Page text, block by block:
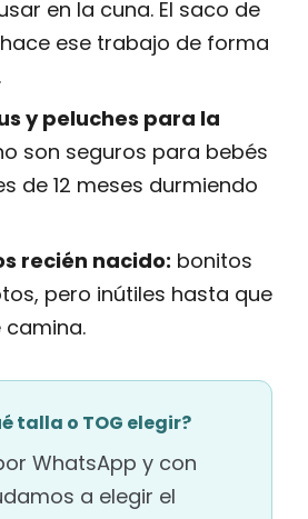
en la cuna. El saco de
ese trabajo de forma
y peluches para la
son seguros para bebés
de 12 meses durmiendo
recién nacido: bonitos
pero inútiles hasta que
camina.
talla o TOG elegir?
WhatsApp y con
a elegir el